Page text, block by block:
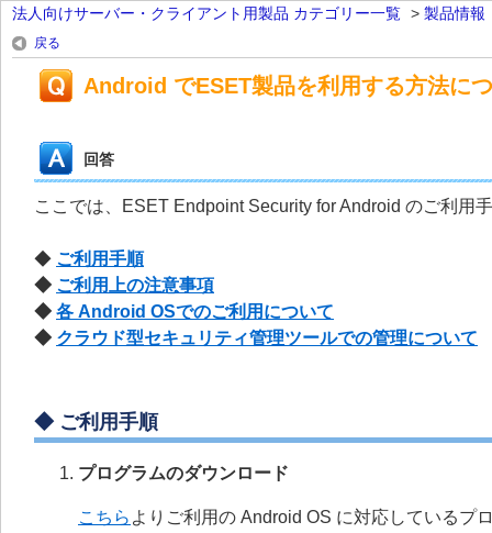
法人向けサーバー・クライアント用製品 カテゴリー一覧 > 製品情報
戻る
Android でESET製品を利用する方法に
回答
ここでは、ESET Endpoint Security for Android のご利用
◆ ご利用手順
◆ ご利用上の注意事項
◆ 各 Android OSでのご利用について
◆ クラウド型セキュリティ管理ツールでの管理について
◆ ご利用手順
プログラムのダウンロード
こちら よりご利用の Android OS に対応しているプ